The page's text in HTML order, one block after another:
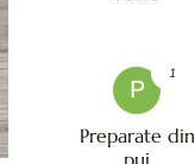
P
Preparate din
1